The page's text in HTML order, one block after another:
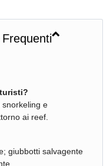
snorkeling e
ai reef.
giubbotti salvagente